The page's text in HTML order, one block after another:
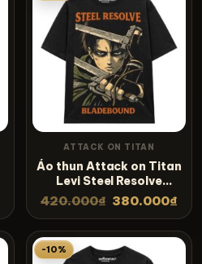
ATTACK ON TITAN
Áo thun Attack on Titan
Levi Steel Resolve
Bladebound – SPB14
420.000₫ 380.000₫
-10%